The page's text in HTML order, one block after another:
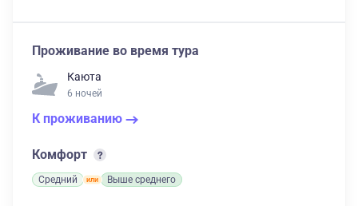
Проживание во время тура
Каюта
6 ночей
К проживанию
Комфорт
Средний Выше среднего